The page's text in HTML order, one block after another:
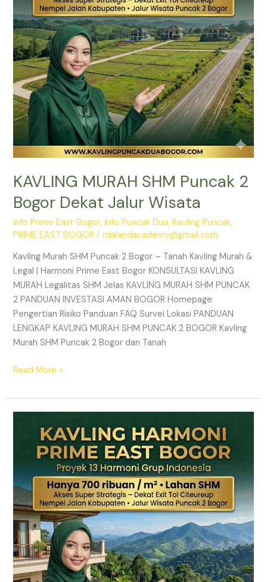
KAVLING MURAH SHM Puncak 2
Bogor Dekat Jalur Wisata
Info Prime East Bogor,Info Puncak Dua,Kavling Puncak,
PRIME EAST BOGOR /rdalandacademy@gmail.com
Kavling Murah SHM Puncak 2 Bogor – Tanah Kavling Murah &
Legal | Harmoni Prime East Bogor KONSULTASI KAVLING
MURAH Legalitas SHM Jelas KAVLING MURAH SHM PUNCAK
2 PANDUAN INVESTASI AMAN BOGOR Homepage
Pengertian Risiko Panduan FAQ Survei Lokasi PANDUAN
LENGKAP KAVLING MURAH SHM PUNCAK 2 BOGOR Kavling
Murah SHM Puncak 2 Bogor dan Tanah
Jalur
Wisata
Read More »
HARMONI
BOGOR
|
SHM
Pecah
Sertifikat
|
Dekat
Tol